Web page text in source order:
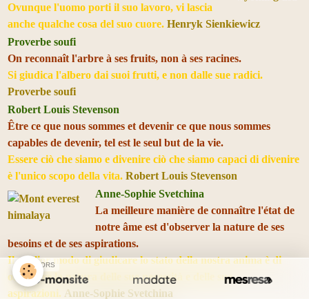
Ovunque l'uomo porti il suo lavoro, vi lascia
anche qualche cosa del suo cuore. Henryk Sienkiewicz
Proverbe soufi
On reconnaît l'arbre à ses fruits, non à ses racines.
Si giudica l'albero dai suoi frutti, e non dalle sue radici.
Proverbe soufi
Robert Louis Stevenson
Être ce que nous sommes et devenir ce que nous sommes
capables de devenir, tel est le seul but de la vie.
Essere ciò che siamo e divenire ciò che siamo capaci di divenire
è l'unico scopo della vita. Robert Louis Stevenson
Anne-Sophie Svetchina
La meilleure manière de connaître l'état de
notre âme est d'observer la nature de ses
besoins et de ses aspirations.
Il miglior modo di giudicare lo stato della nostra anima è di
osservare la natura delle sue necessità e delle sue
aspirazioni. Anne-Sophie Svetchina
SPONSORS